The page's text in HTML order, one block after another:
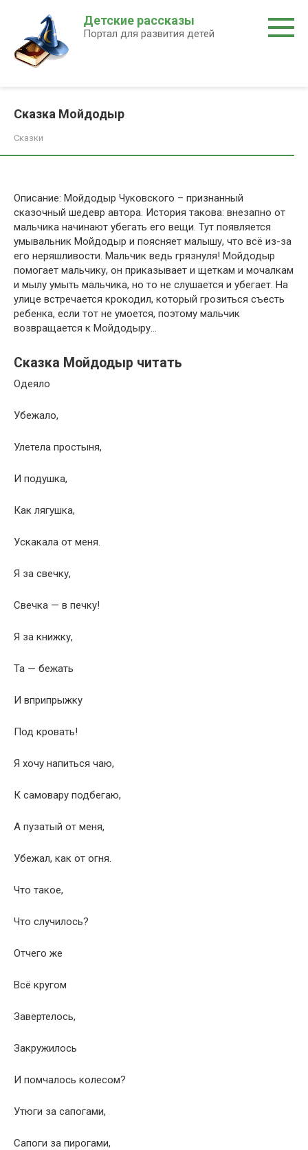
контенту
Детские рассказы
Портал для развития детей
Сказка Мойдодыр
Сказки
Описание: Мойдодыр Чуковского – признанный
сказочный шедевр автора. История такова: внезапно от
мальчика начинают убегать его вещи. Тут появляется
умывальник Мойдодыр и поясняет малышу, что всё из-за
его неряшливости. Мальчик ведь грязнуля! Мойдодыр
помогает мальчику, он приказывает и щеткам и мочалкам
и мылу умыть мальчика, но то не слушается и убегает. На
улице встречается крокодил, который грозиться съесть
ребенка, если тот не умоется, поэтому мальчик
возвращается к Мойдодыру…
Сказка Мойдодыр читать
Одеяло
Убежало,
Улетела простыня,
И подушка,
Как лягушка,
Ускакала от меня.
Я за свечку,
Свечка — в печку!
Я за книжку,
Та — бежать
И вприпрыжку
Под кровать!
Я хочу напиться чаю,
К самовару подбегаю,
А пузатый от меня,
Убежал, как от огня.
Что такое,
Что случилось?
Отчего же
Всё кругом
Завертелось,
Закружилось
И помчалось колесом?
Утюги за сапогами,
Сапоги за пирогами,